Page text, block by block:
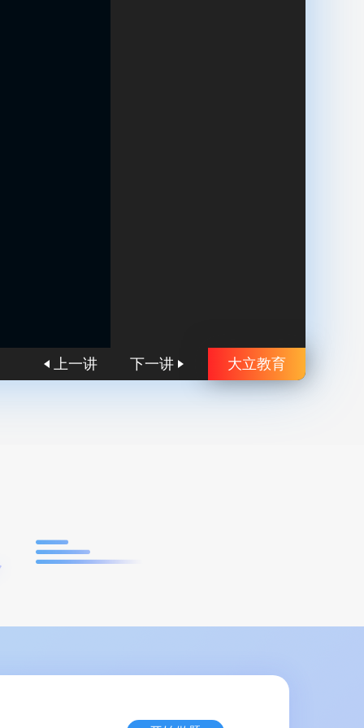
上一讲 下一讲 大立教育